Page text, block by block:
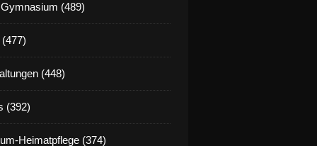
(489)
(448)
(392)
Heimatpflege (374)